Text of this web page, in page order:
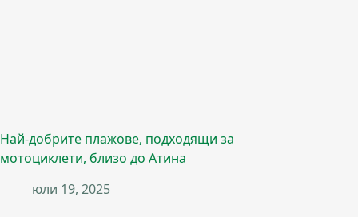
Най-добрите плажове, подходящи за
мотоциклети, близо до Атина
юли 19, 2025